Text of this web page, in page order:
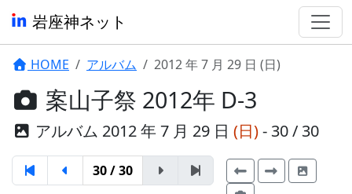
岩座神ネット
HOME アルバム 2012 年 7 月 29 日 (日)
案山子祭 2012年 D-3
アルバム 2012 年 7 月 29 日 (日)- 30 / 30
30 / 30